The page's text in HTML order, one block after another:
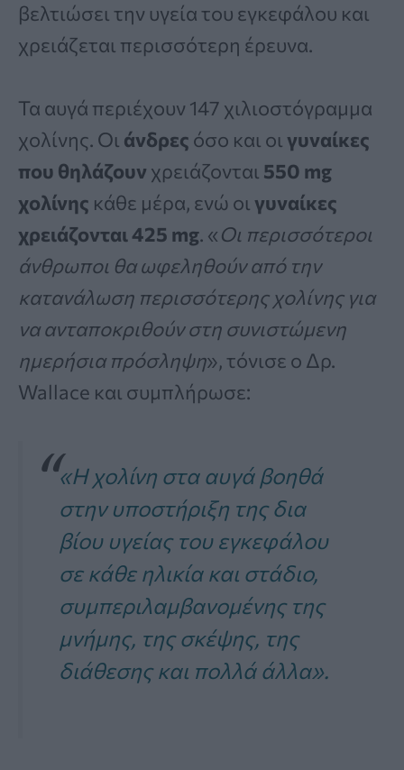
βελτιώσει την υγεία του εγκεφάλου και
χρειάζεται περισσότερη έρευνα.
Τα αυγά περιέχουν 147 χιλιοστόγραμμα
χολίνης. Οι άνδρες όσο και οι γυναίκες
που θηλάζουν χρειάζονται 550 mg
χολίνης κάθε μέρα, ενώ οι γυναίκες
χρειάζονται 425 mg. «Οι περισσότεροι
άνθρωποι θα ωφεληθούν από την
κατανάλωση περισσότερης χολίνης για
να ανταποκριθούν στη συνιστώμενη
ημερήσια πρόσληψη», τόνισε ο Δρ.
Wallace και συμπλήρωσε:
«Η χολίνη στα αυγά βοηθά
στην υποστήριξη της δια
βίου υγείας του εγκεφάλου
σε κάθε ηλικία και στάδιο,
συμπεριλαμβανομένης της
μνήμης, της σκέψης, της
διάθεσης και πολλά άλλα».